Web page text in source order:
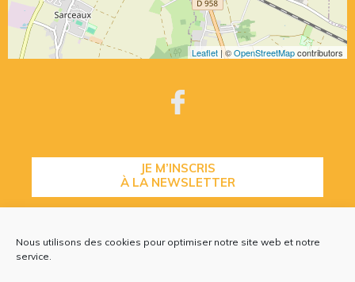
Nous utilisons des cookies pour optimiser notre site web et notre
service.
Leaflet | ©OpenStreetMapcontributors
JE M’INSCRIS
À LA NEWSLETTER